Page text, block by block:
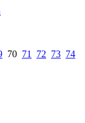
70 71 72 73 74